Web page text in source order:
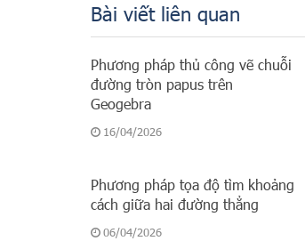
Bài viết liên quan
Phương pháp thủ công vẽ chuỗi
đường tròn papus trên
Geogebra
16/04/2026
Phương pháp tọa độ tìm khoảng
cách giữa hai đường thẳng
06/04/2026